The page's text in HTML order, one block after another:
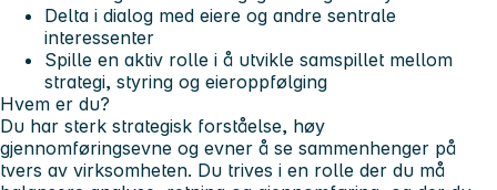
Delta i dialog med eiere og andre sentrale
interessenter
Spille en aktiv rolle i å utvikle samspillet mellom
strategi, styring og eieroppfølging
Hvem er du?
Du har sterk strategisk forståelse, høy
gjennomføringsevne og evner å se sammenhenger på
tvers av virksomheten. Du trives i en rolle der du må